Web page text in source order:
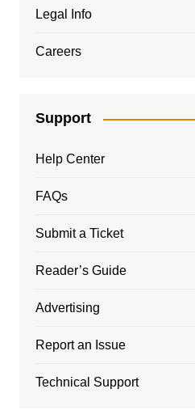
Legal Info
Careers
Support
Help Center
FAQs
Submit a Ticket
Reader’s Guide
Advertising
Report an Issue
Technical Support